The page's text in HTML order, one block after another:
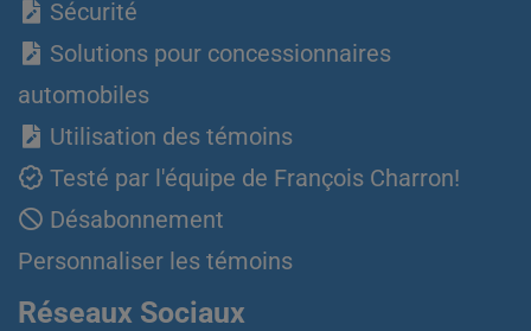
Sécurité
Solutions pour concessionnaires
automobiles
Utilisation des témoins
Testé par l'équipe de François Charron!
Désabonnement
Personnaliser les témoins
Réseaux Sociaux